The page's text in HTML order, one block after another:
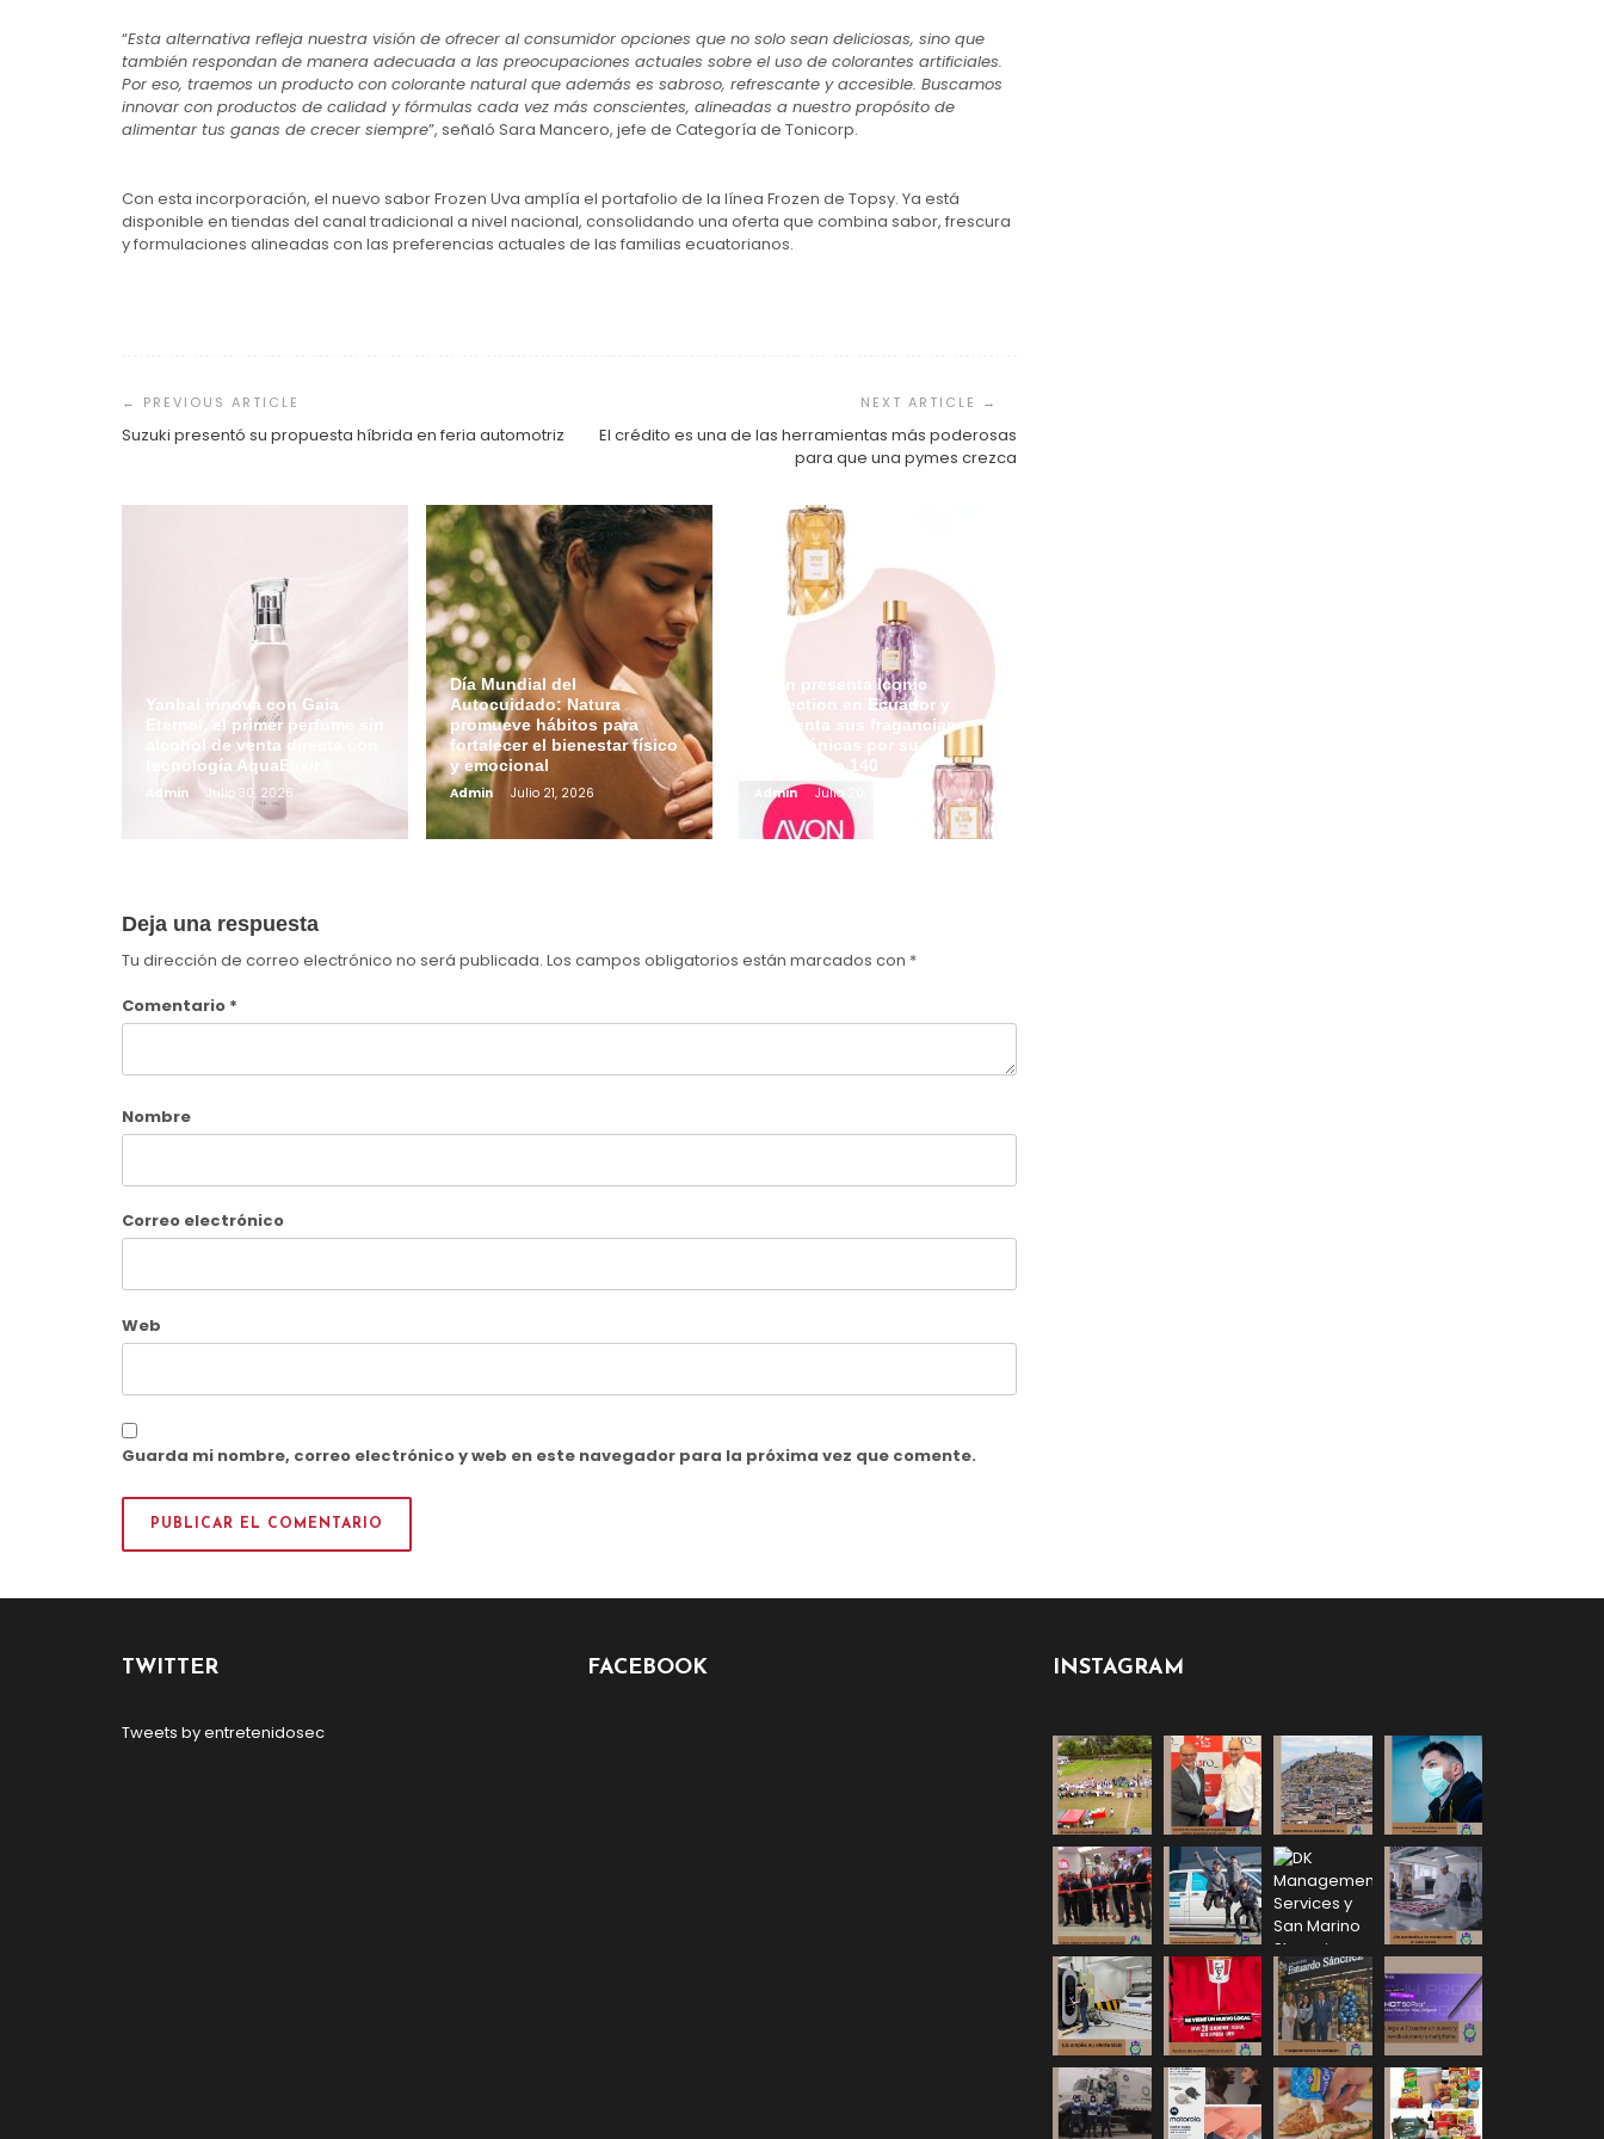
“Esta alternativa refleja nuestra visión de ofrecer al consumidor opciones que no solo sean deliciosas, sino que
también respondan de manera adecuada a las preocupaciones actuales sobre el uso de colorantes artificiales.
Por eso, traemos un producto con colorante natural que además es sabroso, refrescante y accesible. Buscamos
innovar con productos de calidad y fórmulas cada vez más conscientes, alineadas a nuestro propósito de
alimentar tus ganas de crecer siempre”, señaló Sara Mancero, jefe de Categoría de Tonicorp.
Con esta incorporación, el nuevo sabor Frozen Uva amplía el portafolio de la línea Frozen de Topsy. Ya está
disponible en tiendas del canal tradicional a nivel nacional, consolidando una oferta que combina sabor, frescura
y formulaciones alineadas con las preferencias actuales de las familias ecuatorianos.
de
entradas
Suzuki presentó su propuesta híbrida en feria automotriz
El crédito es una de las herramientas más poderosas
para que una pymes crezca
Yanbal innova con Gaia
Eternal, el primer perfume sin
alcohol de venta directa con
tecnología AquaElixir®
Admin Julio 30, 2026
Día Mundial del
Autocuidado: Natura
promueve hábitos para
fortalecer el bienestar físico
y emocional
Admin Julio 21, 2026
Avon presenta Iconic
Collection en Ecuador y
reinventa sus fragancias
más icónicas por su
aniversario 140
Admin Julio 20, 2026
Deja una respuesta
Tu dirección de correo electrónico no será publicada. Los campos obligatorios están marcados con *
Comentario *
Nombre
Correo electrónico
Web
Guarda mi nombre, correo electrónico y web en este navegador para la próxima vez que comente.
TWITTER
Tweets by entretenidosec
FACEBOOK INSTAGRAM